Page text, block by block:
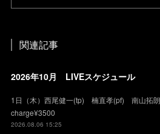
関連記事
2026年10月 LIVEスケジュール
1日（木）西尾健一(tp) 楠直孝(pf) 南山拓
charge¥3500
2026.08.06 15:25